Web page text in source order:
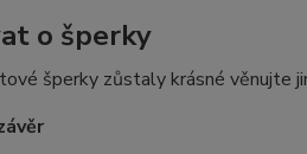
o šperky
šperky zůstaly krásné věnujte